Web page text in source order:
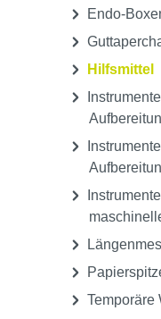
Endo-
Hilfsmittel
Temporäre